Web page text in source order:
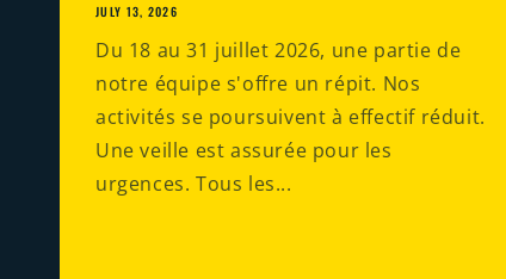
JULY 13, 2026
Du 18 au 31 juillet 2026, une partie de
notre équipe s'offre un répit. Nos
activités se poursuivent à effectif réduit.
Une veille est assurée pour les
urgences. Tous les...